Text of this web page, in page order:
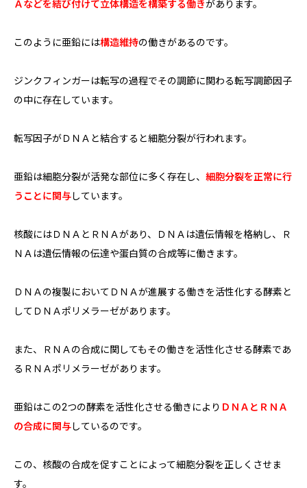
Ａなどを結び付けて立体構造を構築する働きがあります。
このように亜鉛には構造維持の働きがあるのです。
ジンクフィンガーは転写の過程でその調節に関わる転写調節因子
の中に存在しています。
転写因子がＤＮＡと結合すると細胞分裂が行われます。
亜鉛は細胞分裂が活発な部位に多く存在し、 細胞分裂を正常に行
うことに関与しています。
核酸にはＤＮＡとＲＮＡがあり、ＤＮＡは遺伝情報を格納し、Ｒ
ＮＡは遺伝情報の伝達や蛋白質の合成等に働きます。
ＤＮＡの複製においてＤＮＡが進展する働きを活性化する酵素と
してＤＮＡポリメラーゼがあります。
また、ＲＮＡの合成に関してもその働きを活性化させる酵素であ
るＲＮＡポリメラーゼがあります。
亜鉛はこの2つの酵素を活性化させる働きにより ＤＮＡとＲＮＡ
の合成に関与しているのです。
この、核酸の合成を促すことによって細胞分裂を正しくさせま
す。